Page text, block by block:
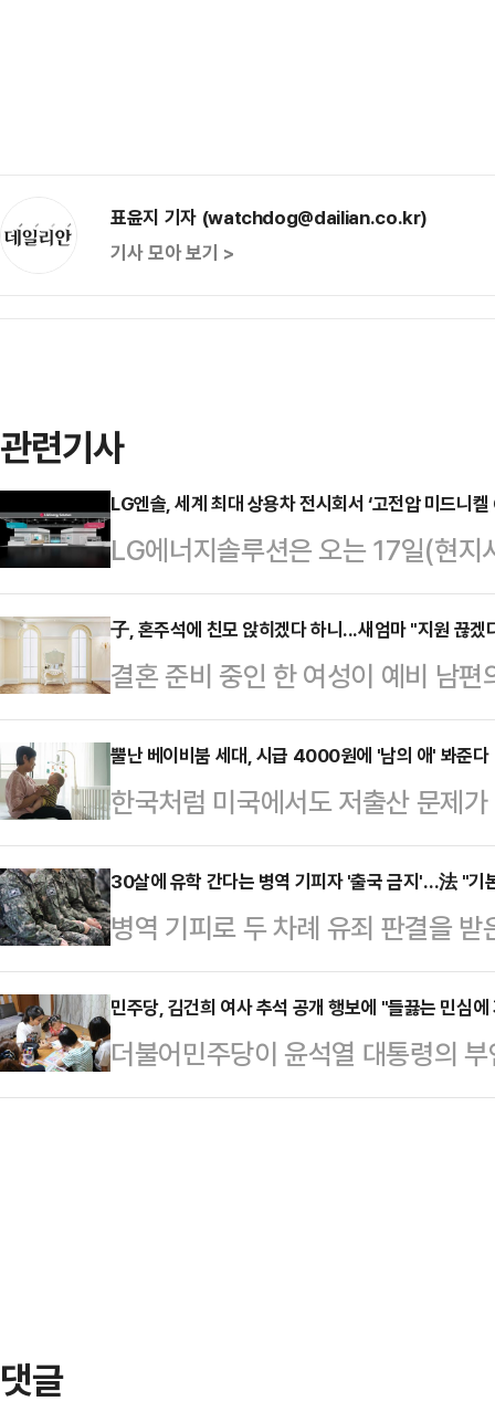
표윤지 기자 (watchdog@dailian.co.kr)
기사 모아 보기 >
관련기사
LG엔솔, 세계 최대 상용차 전시회서 ‘고전압 미드니
LG에너지솔루션은 오는 17일(현
최되는 상용차 전문 전시회 ‘IAA
밝혔다.IAA는 글로벌 최대 규모 모
와 물류 설루션을 다루는 ‘IAA 트렌
‘IAA 모빌리티’가 매년 번갈아 열
이션’에 참가하는 것은 이번이 처
220㎡(24개 부스) 규모로 ▲ 하
핵…
子, 혼주석에 친모 앉히겠다 하니...새엄마 "지원 끊겠
결혼 준비 중인 한 여성이 예비 남
다.11일 JTBC에 따르면 지난 9일
남편의 혼주석과 관련, 고민에 빠
혼을 하셨고, 아버지가 재혼해서 새
니는 아들에게 자동차를 사주고 유
끼지 않았다"고 설명했다. 이어 "신
두 부담했다"고 덧붙였다.그런데
려 왔다. 친…
뿔난 베이비붐 세대, 시급 4000원에 '남의 애' 봐준다
한국처럼 미국에서도 저출산 문제
(1946~1964년생)가 할머니·할아
최근 월스트리트저널(WSJ)이 보
의 국립가족결혼연구센터
인의 약 절반이 손주를 봤다. 이는
나는 아이 수가 줄어들면서 조부모
녀 세대가 혼인 연령대가 됐지만,
낳지 않으면서 노년…
30살에 유학 간다는 병역 기피자 '출국 금지'…法 "기
병역 기피로 두 차례 유죄 판결을
는 정당한 처분이라는 1심 법원의
행정법원 행정2부(고은설 부장판
불허 처분을 취소해 달라는 A(31)
2013년 현역 입영 대상자로 분류
민주당, 김건희 여사 추석 공개 행보에 "들끓는 민심에
더불어민주당이 윤석열 대통령의
아동 거주시설을 방문해 봉사활동
댓글